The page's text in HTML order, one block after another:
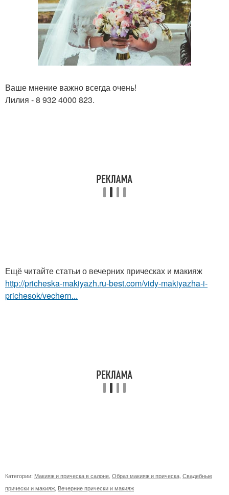
Ваше мнение важно всегда очень!
Лилия - 8 932 4000 823.
Ещё читайте статьи о вечерних прическах и макияж
http://pricheska-makiyazh.ru-best.com/vidy-makiyazha-i-
prichesok/vechern...
Категории: Макияж и прическа в салоне Образ макияж и прическа Свадебные
прически и макияж Вечерние прически и макияж